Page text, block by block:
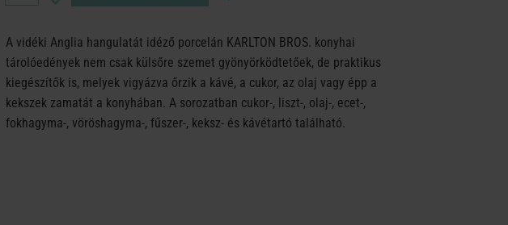
A vidéki Anglia hangulatát idéző porcelán KARLTON BROS. konyhai
tárolóedények nem csak külsőre szemet gyönyörködtetőek, de praktikus
kiegészítők is, melyek vigyázva őrzik a kávé, a cukor, az olaj vagy épp a
kekszek zamatát a konyhában. A sorozatban cukor-, liszt-, olaj-, ecet-,
fokhagyma-, vöröshagyma-, fűszer-, keksz- és kávétartó található.